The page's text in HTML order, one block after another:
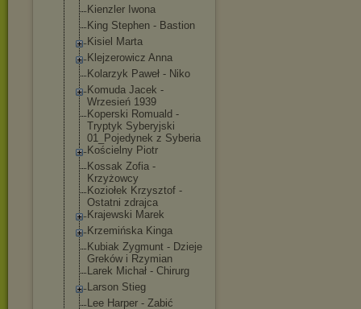
Kienzler Iwona
King Stephen - Bastion
Kisiel Marta
Klejzerowicz Anna
Kolarzyk Paweł - Niko
Komuda Jacek -
Wrzesień 1939
Koperski Romuald -
Tryptyk Syberyjski
01_Pojedynek z Syberia
Kościelny Piotr
Kossak Zofia -
Krzyżowcy
Koziołek Krzysztof -
Ostatni zdrajca
Krajewski Marek
Krzemińska Kinga
Kubiak Zygmunt - Dzieje
Greków i Rzymian
Larek Michał - Chirurg
Larson Stieg
Lee Harper - Zabić